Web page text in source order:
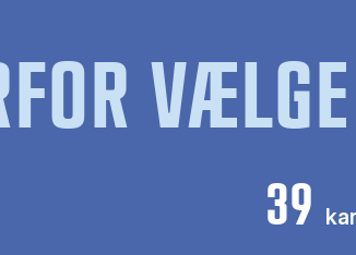
39